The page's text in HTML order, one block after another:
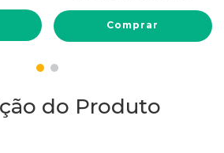
Comprar
do Produto